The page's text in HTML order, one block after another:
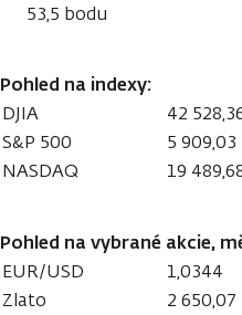
53,5 bodu
Pohled na indexy:
DJIA 42
S&P 500
5 909,03
NASDAQ
19
Pohled na vybrané akcie,
EUR/USD 1,0344
Zlato
2 650,07